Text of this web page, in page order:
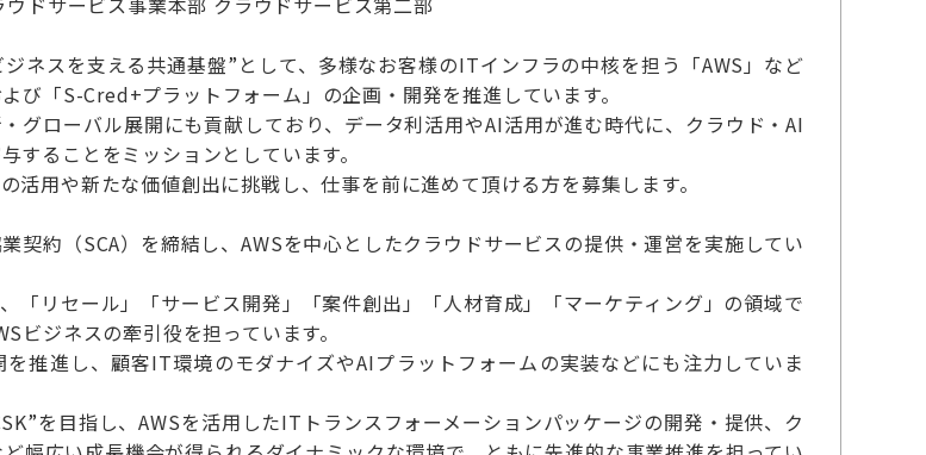
ネスを支える共通基盤”として、多様なお客様のITインフラの中核を担う「AWS」など
び「S-Cred+プラットフォーム」の企画・開発を推進しています。
グローバル展開にも貢献しており、データ利活用やAI活用が進む時代に、クラウド・AI
することをミッションとしています。
活用や新たな価値創出に挑戦し、仕事を前に進めて頂ける方を募集します。
契約（SCA）を締結し、AWSを中心としたクラウドサービスの提供・運営を実施してい
「リセール」「サービス開発」「案件創出」「人材育成」「マーケティング」の領域で
ビジネスの牽引役を担っています。
推進し、顧客IT環境のモダナイズやAIプラットフォームの実装などにも注力していま
を目指し、AWSを活用したITトランスフォーメーションパッケージの開発・提供、ク